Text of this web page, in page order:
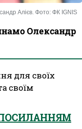
Алієв. Фото: ФК IGNIS
Олександр
для своїх
своїм